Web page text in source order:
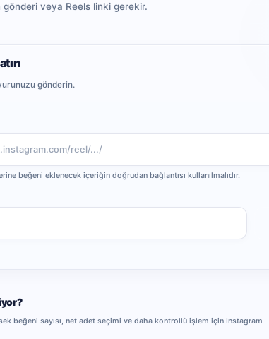
veya Reels linki gerekir.
gönderin.
beğeni eklenecek içeriğin doğrudan bağlantısı kullanılmalıdır.
beğeni sayısı, net adet seçimi ve daha kontrollü işlem için Instagram